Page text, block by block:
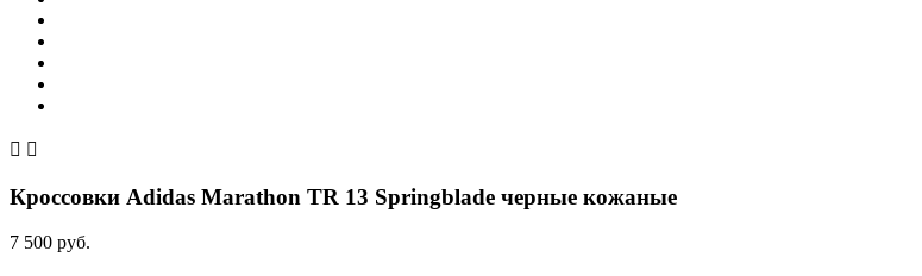
 
Кроссовки Adidas Marathon TR 13 Springblade черные кожаные
7 500 руб.